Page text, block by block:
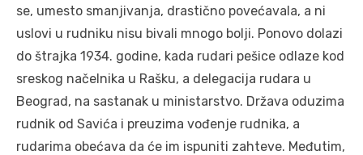
se, umesto smanjivanja, drastično povećavala, a ni
uslovi u rudniku nisu bivali mnogo bolji. Ponovo dolazi
do štrajka 1934. godine, kada rudari pešice odlaze kod
sreskog načelnika u Rašku, a delegacija rudara u
Beograd, na sastanak u ministarstvo. Država oduzima
rudnik od Savića i preuzima vođenje rudnika, a
rudarima obećava da će im ispuniti zahteve. Međutim,